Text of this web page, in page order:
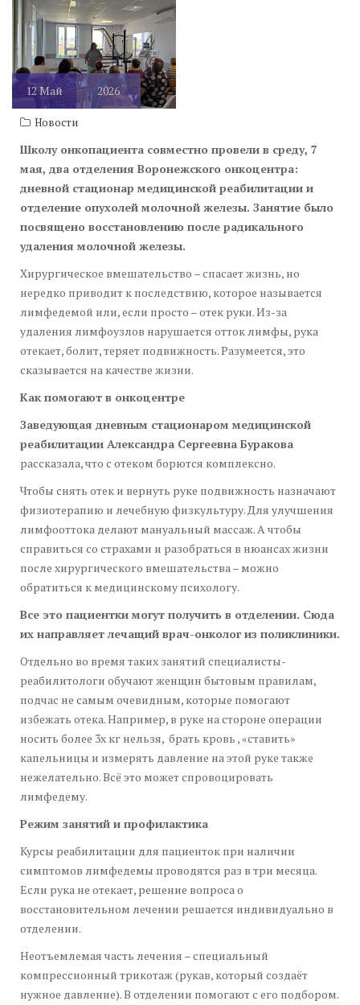
лечения
12Май 2026
Новости
Школу онкопациента совместно провели в среду, 7
мая, два отделения Воронежского онкоцентра:
дневной стационар медицинской реабилитации и
отделение опухолей молочной железы. Занятие было
посвящено восстановлению после радикального
удаления молочной железы.
Хирургическое вмешательство – спасает жизнь, но
нередко приводит к последствию, которое называется
лимфедемой или, если просто – отек руки. Из-за
удаления лимфоузлов нарушается отток лимфы, рука
отекает, болит, теряет подвижность. Разумеется, это
сказывается на качестве жизни.
Как помогают в онкоцентре
Заведующая дневным стационаром медицинской
реабилитации Александра Сергеевна Буракова
рассказала, что с отеком борются комплексно.
Чтобы снять отек и вернуть руке подвижность назначают
физиотерапию и лечебную физкультуру. Для улучшения
лимфооттока делают мануальный массаж. А чтобы
справиться со страхами и разобраться в нюансах жизни
после хирургического вмешательства – можно
обратиться к медицинскому психологу.
Все это пациентки могут получить в отделении. Сюда
их направляет лечащий врач-онколог из поликлиники.
Отдельно во время таких занятий специалисты-
реабилитологи обучают женщин бытовым правилам,
подчас не самым очевидным, которые помогают
избежать отека. Например, в руке на стороне операции
носить более 3х кг нельзя, брать кровь , «ставить»
капельницы и измерять давление на этой руке также
нежелательно. Всё это может спровоцировать
лимфедему.
Режим занятий и профилактика
Курсы реабилитации для пациенток при наличии
симптомов лимфедемы проводятся раз в три месяца.
Если рука не отекает, решение вопроса о
восстановительном лечении решается индивидуально в
отделении.
Неотъемлемая часть лечения – специальный
компрессионный трикотаж (рукав, который создаёт
нужное давление). В отделении помогают с его подбором.